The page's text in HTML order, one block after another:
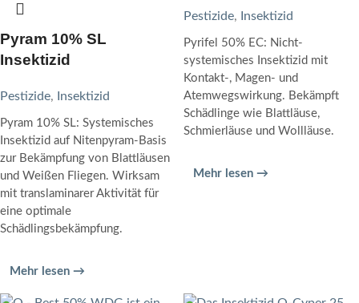
Pyram 10% SL
Insektizid
Pestizide, Insektizid
Pyram 10% SL: Systemisches
Insektizid auf Nitenpyram-Basis
zur Bekämpfung von Blattläusen
und Weißen Fliegen. Wirksam
mit translaminarer Aktivität für
eine optimale
Schädlingsbekämpfung.
Mehr lesen →
Pestizide, Insektizid
Pyrifel 50% EC: Nicht-
systemisches Insektizid mit
Kontakt-, Magen- und
Atemwegswirkung. Bekämpft
Schädlinge wie Blattläuse,
Schmierläuse und Wollläuse.
Mehr lesen →